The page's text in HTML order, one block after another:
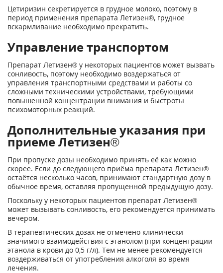
Цетиризин секретируется в грудное молоко, поэтому в
период применения препарата Летизен®, грудное
вскармливание необходимо прекратить.
Управление транспортом
Препарат Летизен® у некоторых пациентов может вызвать
сонливость, поэтому необходимо воздержаться от
управления транспортными средствами и работы со
сложными техническими устройствами, требующими
повышенной концентрации внимания и быстроты
психомоторных реакций.
Дополнительные указания при
приеме Летизен®
При пропуске дозы необходимо принять её как можно
скорее. Если до следующего приёма препарата Летизен®
остаётся несколько часов, принимают стандартную дозу в
обычное время, оставляя пропущенной предыдущую дозу.
Поскольку у некоторых пациентов препарат Летизен®
может вызывать сонливость, его рекомендуется принимать
вечером.
В терапевтических дозах не отмечено клинически
значимого взаимодействия с этанолом (при концентрации
этанола в крови до 0,5 г/л). Тем не менее рекомендуется
воздерживаться от употребления алкоголя во время
лечения.